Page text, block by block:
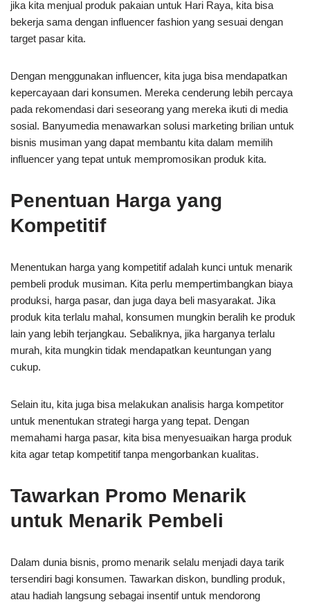
jika kita menjual produk pakaian untuk Hari Raya, kita bisa
bekerja sama dengan influencer fashion yang sesuai dengan
target pasar kita.
Dengan menggunakan influencer, kita juga bisa mendapatkan
kepercayaan dari konsumen. Mereka cenderung lebih percaya
pada rekomendasi dari seseorang yang mereka ikuti di media
sosial. Banyumedia menawarkan solusi marketing brilian untuk
bisnis musiman yang dapat membantu kita dalam memilih
influencer yang tepat untuk mempromosikan produk kita.
Penentuan Harga yang
Kompetitif
Menentukan harga yang kompetitif adalah kunci untuk menarik
pembeli produk musiman. Kita perlu mempertimbangkan biaya
produksi, harga pasar, dan juga daya beli masyarakat. Jika
produk kita terlalu mahal, konsumen mungkin beralih ke produk
lain yang lebih terjangkau. Sebaliknya, jika harganya terlalu
murah, kita mungkin tidak mendapatkan keuntungan yang
cukup.
Selain itu, kita juga bisa melakukan analisis harga kompetitor
untuk menentukan strategi harga yang tepat. Dengan
memahami harga pasar, kita bisa menyesuaikan harga produk
kita agar tetap kompetitif tanpa mengorbankan kualitas.
Tawarkan Promo Menarik
untuk Menarik Pembeli
Dalam dunia bisnis, promo menarik selalu menjadi daya tarik
tersendiri bagi konsumen. Tawarkan diskon, bundling produk,
atau hadiah langsung sebagai insentif untuk mendorong